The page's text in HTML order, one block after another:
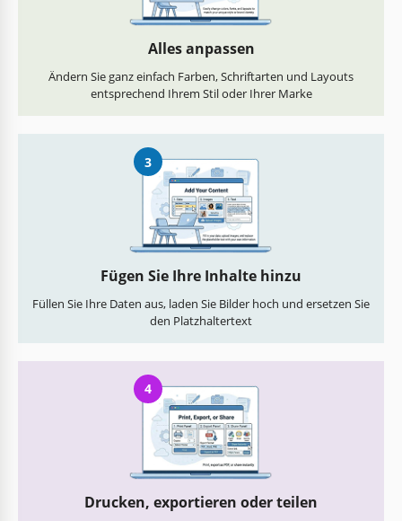
Alles anpassen
Ändern Sie ganz einfach Farben, Schriftarten und Layouts
entsprechend Ihrem Stil oder Ihrer Marke
3
Fügen Sie Ihre Inhalte hinzu
Füllen Sie Ihre Daten aus, laden Sie Bilder hoch und ersetzen Sie
den Platzhaltertext
4
Drucken, exportieren oder teilen